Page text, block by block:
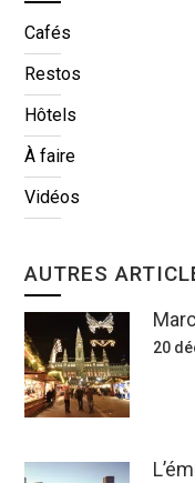
Cafés
Restos
Hôtels
À faire
Vidéos
AUTRES
20